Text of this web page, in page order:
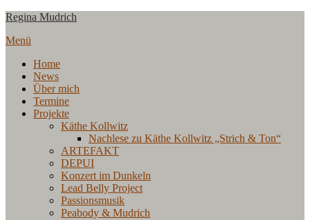
Zum
springen
Regina Mudrich
Menü
Home
News
Über mich
Termine
Projekte
Käthe Kollwitz
Nachlese zu Käthe Kollwitz „Strich & Ton“
ARTEFAKT
DEPUI
Konzert im Dunkeln
Lead Belly Project
Passionsmusik
Peabody & Mudrich